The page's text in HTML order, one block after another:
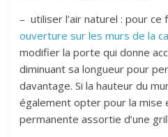
– utiliser l’air naturel : pour ce
ouverture sur les murs de la
modifier la porte qui donne
diminuant sa longueur pour
davantage. Si la hauteur du
également opter pour la mise
permanente assortie d’une